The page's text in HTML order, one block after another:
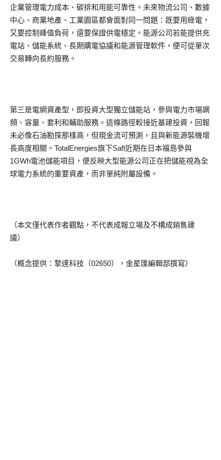
企業管理電力成本、碳排和用能可靠性。未來物流公司、數據
中心、商業地產、工業園區都會面對同一問題：既要用綠電，
又要控制峰值負荷，還要保證供電穩定。能源公司若能提供充
電站、儲能系統、長期購電協議和能源管理軟件，便可從單次
交易轉向長約服務。
第三是電網資產型，即投資大型獨立儲能站，參與電力市場調
頻、容量、套利和輔助服務。這條路徑較接近基建投資，回報
未必像石油勘探那樣高，但現金流可預測，且與新能源裝機增
長高度相關。TotalEnergies旗下Saft近期在日本福島參與
1GWh電池儲能項目，便反映大型能源公司正在把儲能視為全
球電力系統的重要資產，而非單純附屬設備。
（本文僅代表作者觀點，不代表成報立場及不構成銷售建
議）
（概念提供：摯達科技（02650），金星匯編輯部撰寫）